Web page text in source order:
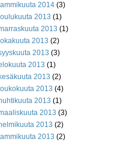
2014 (3)
2013 (1)
2013 (1)
lokakuuta 2013 (2)
2013 (3)
2013 (1)
kesäkuuta 2013 (2)
2013 (4)
huhtikuuta 2013 (1)
2013 (3)
helmikuuta 2013 (2)
2013 (2)